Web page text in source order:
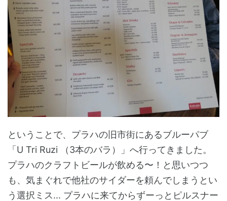
ということで、プラハの旧市街にあるブルーパブ
「U Tri Ruzi （3本のバラ）」へ行ってきました。
プラハのクラフトビールが飲める〜！と思いつつ
も、気まぐれで他社のサイダーを頼んでしまうとい
う選択ミス... プラハに来てからずーっとピルスナー